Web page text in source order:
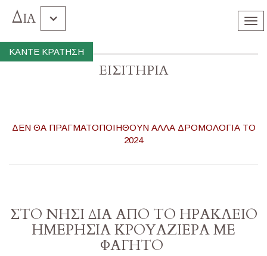
ΚΑΝΤΕ ΚΡΑΤΗΣΗ
Δία
Γραμβουσα Μπαλος
ΕΙΣΙΤΗΡΙΑ
ΔΕΝ ΘΑ ΠΡΑΓΜΑΤΟΠΟΙΗΘΟΥΝ ΑΛΛΑ ΔΡΟΜΟΛΟΓΙΑ ΤΟ
2024
ΣΤO ΝΗΣΙ ΔΙΑ ΑΠΟ ΤΟ ΗΡΑΚΛΕΙΟ
ΗΜΕΡΗΣΙΑ ΚΡΟΥΑΖΙΕΡΑ ΜΕ
ΦΑΓΗΤΟ